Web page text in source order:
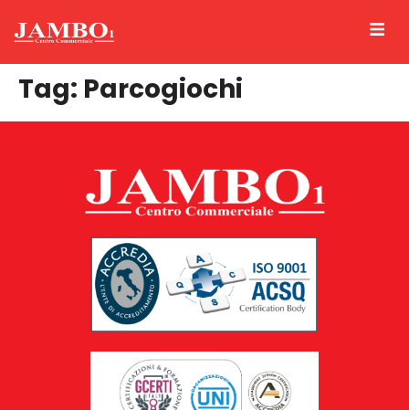
Tag: Parcogiochi